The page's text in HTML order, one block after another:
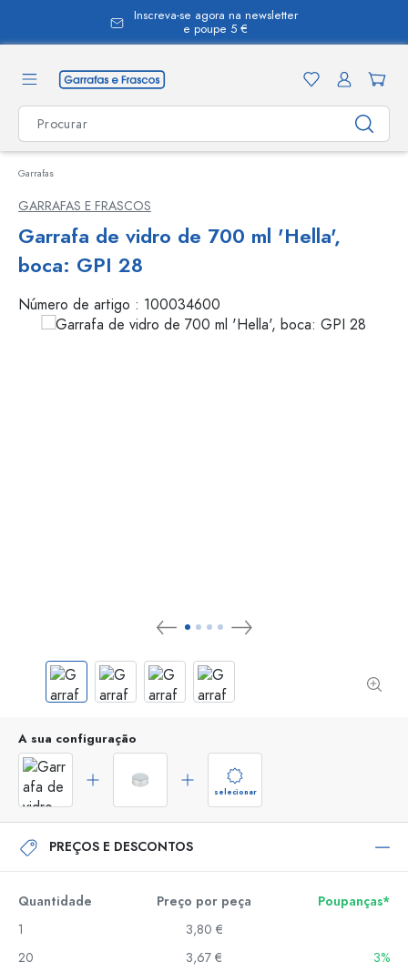
Inscreva-se agora na newsletter
e poupe 5 €
Garrafas
GARRAFAS E FRASCOS
Garrafa de vidro de 700 ml 'Hella',
boca: GPI 28
Número de artigo : 100034600
A sua configuração
selecionar
PREÇOS E DESCONTOS
Quantidade Preço por peça
Poupanças*
1
3,80 €
20
3,67 €
3%